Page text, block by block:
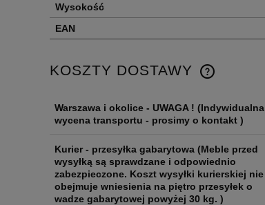
Wysokość
EAN
KOSZTY DOSTAWY
Warszawa i okolice - UWAGA ! (Indywidualna
wycena transportu - prosimy o kontakt )
Kurier - przesyłka gabarytowa (Meble przed
wysyłką są sprawdzane i odpowiednio
zabezpieczone. Koszt wysyłki kurierskiej nie
obejmuje wniesienia na piętro przesyłek o
wadze gabarytowej powyżej 30 kg. )